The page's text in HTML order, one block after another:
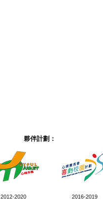
夥伴計劃：
2012-2020 2016-2019